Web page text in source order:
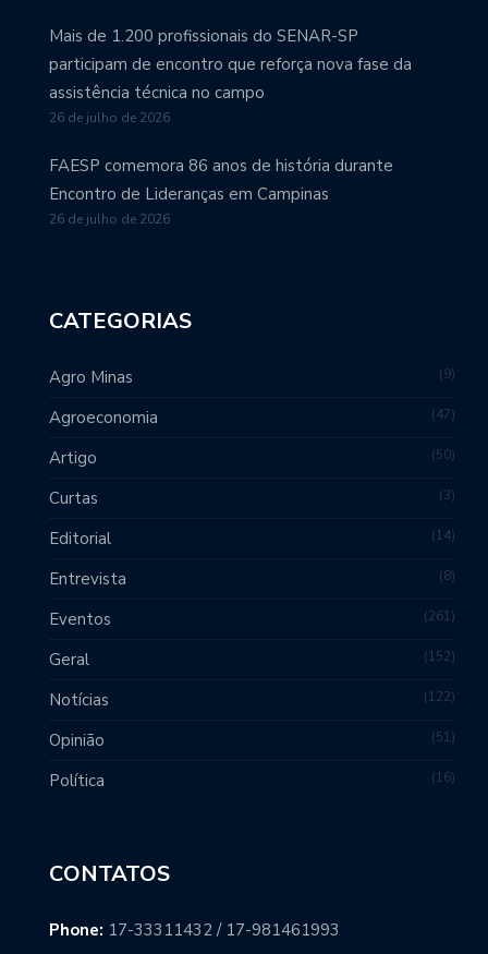
Mais de 1.200 profissionais do SENAR-SP
participam de encontro que reforça nova fase da
assistência técnica no campo
26 de julho de 2026
FAESP comemora 86 anos de história durante
Encontro de Lideranças em Campinas
26 de julho de 2026
CATEGORIAS
Agro Minas 9
Agroeconomia 47
Artigo 50
Curtas 3
Editorial 14
Entrevista 8
Eventos 261
Geral 152
Notícias 122
Opinião 51
Política 16
CONTATOS
Phone: 17-33311432 / 17-981461993